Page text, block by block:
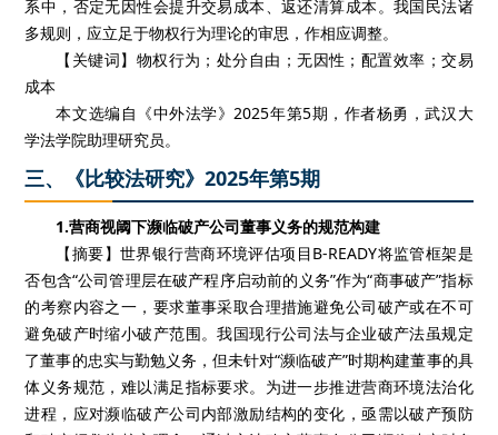
系中，否定无因性会提升交易成本、返还清算成本。我国民法诸
多规则，应立足于物权行为理论的审思，作相应调整。
【关键词】物权行为；处分自由；无因性；配置效率；交易
成本
本文选编自《中外法学》2025年第5期，作者杨勇，武汉大
学法学院助理研究员。
三、《比较法研究》2025年第5期
1.营商视阈下濒临破产公司董事义务的规范构建
【摘要】世界银行营商环境评估项目B-READY将监管框架是
否包含“公司管理层在破产程序启动前的义务”作为“商事破产”指标
的考察内容之一，要求董事采取合理措施避免公司破产或在不可
避免破产时缩小破产范围。我国现行公司法与企业破产法虽规定
了董事的忠实与勤勉义务，但未针对“濒临破产”时期构建董事的具
体义务规范，难以满足指标要求。为进一步推进营商环境法治化
进程，应对濒临破产公司内部激励结构的变化，亟需以破产预防